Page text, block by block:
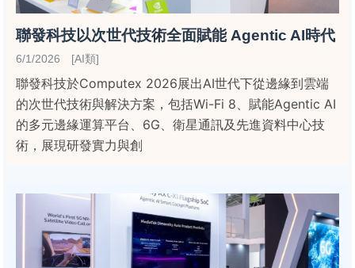
聯發科技以次世代技術全面賦能 Agentic AI時代
6/1/2026 [AI類]
聯發科技於Computex 2026展出AI世代下從邊緣到雲端
的次世代技術與解決方案，包括Wi-Fi 8、賦能Agentic AI
的多元邊緣運算平台、6G、衛星通訊及先進資料中心技
術，展現研發實力與創